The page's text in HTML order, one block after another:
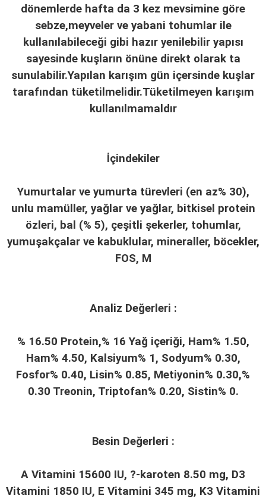
dönemlerde hafta da 3 kez mevsimine göre
sebze,meyveler ve yabani tohumlar ile
kullanılabileceği gibi hazır yenilebilir yapısı
sayesinde kuşların önüne direkt olarak ta
sunulabilir.Yapılan karışım gün içersinde kuşlar
tarafından tüketilmelidir.Tüketilmeyen karışım
kullanılmamaldır
İçindekiler
Yumurtalar ve yumurta türevleri (en az% 30),
unlu mamüller, yağlar ve yağlar, bitkisel protein
özleri, bal (% 5), çeşitli şekerler, tohumlar,
yumuşakçalar ve kabuklular, mineraller, böcekler,
FOS, M
Analiz Değerleri :
% 16.50 Protein,% 16 Yağ içeriği, Ham% 1.50,
Ham% 4.50, Kalsiyum% 1, Sodyum% 0.30,
Fosfor% 0.40, Lisin% 0.85, Metiyonin% 0.30,%
0.30 Treonin, Triptofan% 0.20, Sistin% 0.
Besin Değerleri :
A Vitamini 15600 IU, ?-karoten 8.50 mg, D3
Vitamini 1850 IU, E Vitamini 345 mg, K3 Vitamini